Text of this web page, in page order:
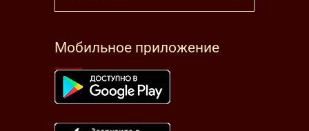
Мобильное приложение